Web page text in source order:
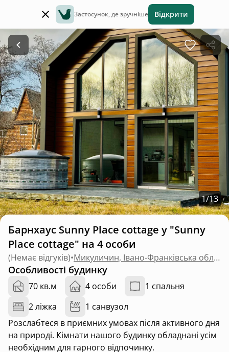
Застосунок, де зручніше Відкрити
1/13
Барнхаус Sunny Place cottage у "Sunny
Place cottage" на 4 особи
(Немає відгуків)• Микуличин, Івано-Франківська область
Особливості будинку
70 кв.м 4 особи
1 спальня
2 ліжка
1 санвузол
Розслабтеся в приємних умовах після активного дня
на природі. Кімнати нашого будинку обладнані усім
необхідним для гарного відпочинку.